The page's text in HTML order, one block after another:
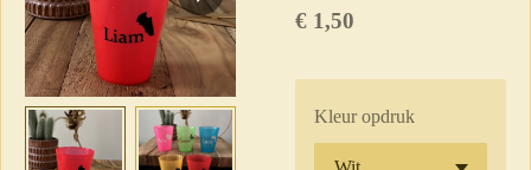
€ 1,50
Kleur opdruk